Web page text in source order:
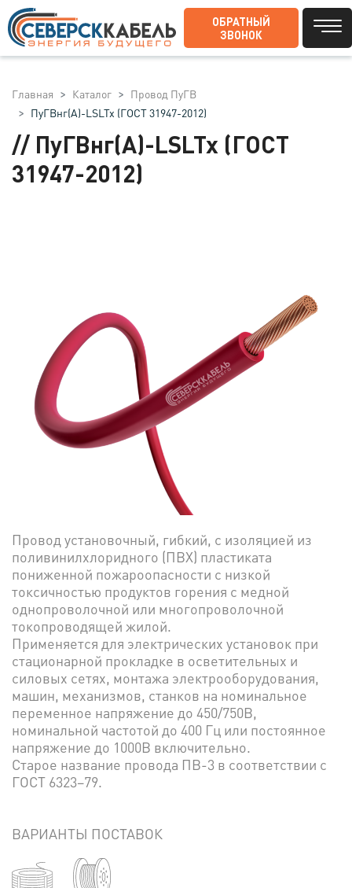
ОБРАТНЫЙ
ЗВОНОК
Главная Каталог
Провод ПуГВ
ПуГВнг(А)-LSLTx (ГОСТ 31947-2012)
// ПуГВнг(А)-LSLTx (ГОСТ
31947-2012)
Провод установочный, гибкий, с изоляцией из
поливинилхлоридного (ПВХ) пластиката
пониженной пожароопасности с низкой
токсичностью продуктов горения с медной
однопроволочной или многопроволочной
токопроводящей жилой.
Применяется для электрических установок при
стационарной прокладке в осветительных и
силовых сетях, монтажа электрооборудования,
машин, механизмов, станков на номинальное
переменное напряжение до 450/750В,
номинальной частотой до 400 Гц или постоянное
напряжение до 1000В включительно.
Старое название провода ПВ-3 в соответствии с
ГОСТ 6323–79.
ВАРИАНТЫ ПОСТАВОК